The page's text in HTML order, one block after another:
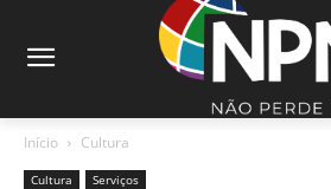
Início Cultura
Cultura Serviços